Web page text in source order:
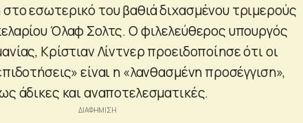
εσωτερικό του βαθιά διχασμένου τριμερούς
Όλαφ Σολτς. Ο φιλελεύθερος υπουργός
Κρίστιαν Λίντνερ προειδοποίησε ότι οι
είναι η «λανθασμένη προσέγγιση»,
άδικες και αναποτελεσματικές.